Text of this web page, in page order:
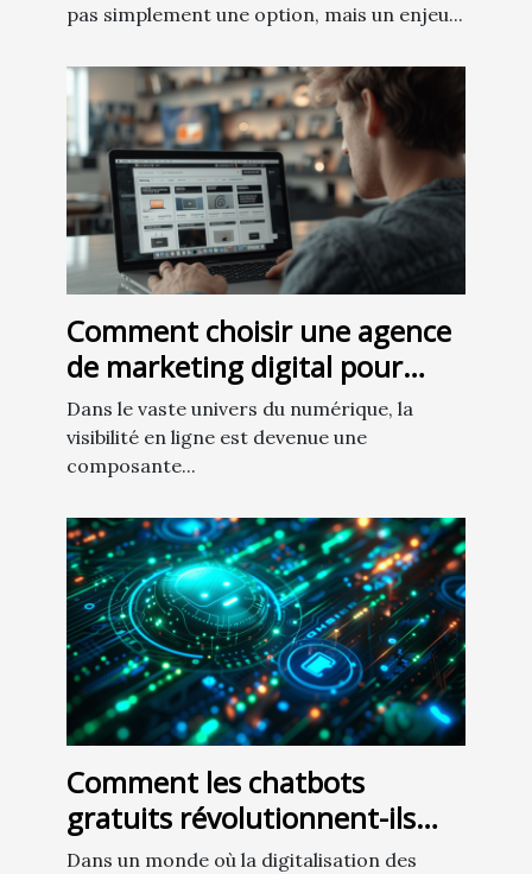
pas simplement une option, mais un enjeu...
Comment choisir une agence
de marketing digital pour
augmenter la visibilité en
ligne
Dans le vaste univers du numérique, la
visibilité en ligne est devenue une
composante...
Comment les chatbots
gratuits révolutionnent-ils
l'engagement client ?
Dans un monde où la digitalisation des